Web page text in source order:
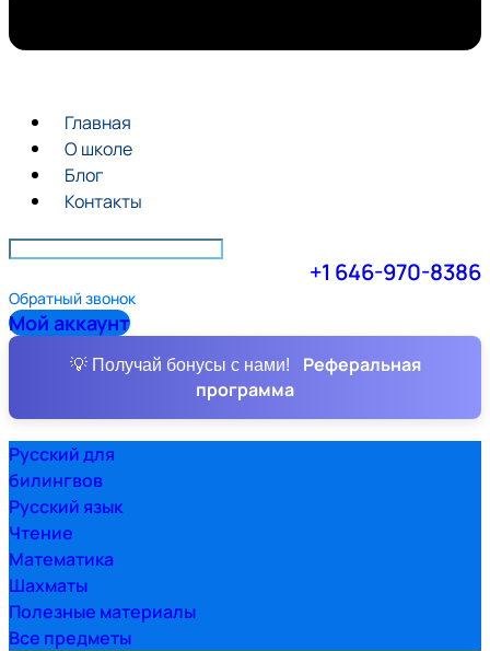
Главная
О школе
Блог
Контакты
+1 646-970-8386
Обратный звонок
Мой аккаунт
💡 Получай бонусы с нами!
Реферальная
программа
Русский для
билингвов
Русский язык
Чтение
Математика
Шахматы
Полезные материалы
Все предметы